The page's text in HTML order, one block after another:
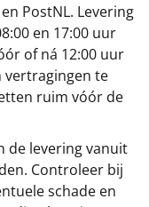
PostNL. Levering
en 17:00 uur
of ná 12:00 uur
vertragingen te
ruim vóór de
de levering vanuit
Controleer bij
schade en